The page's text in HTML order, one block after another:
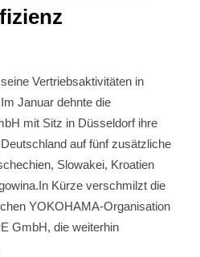
Vertriebsaktivitäten in
Januar dehnte die
mit Sitz in Düsseldorf ihre
auf fünf zusätzliche
Slowakei, Kroatien
Kürze verschmilzt die
YOKOHAMA-Organisation
GmbH, die weiterhin